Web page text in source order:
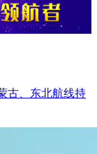
古、东北航线持